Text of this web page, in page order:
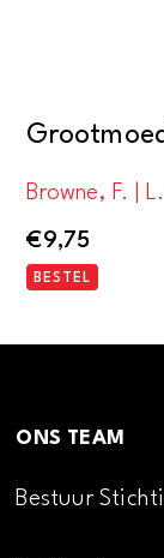
Browne, F. |
€9,75
BESTEL
ONS TEAM
Bestuur